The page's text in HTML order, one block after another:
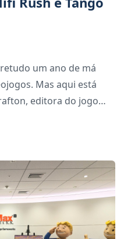
um ano de má
Mas aqui está
editora do jogo
Ta